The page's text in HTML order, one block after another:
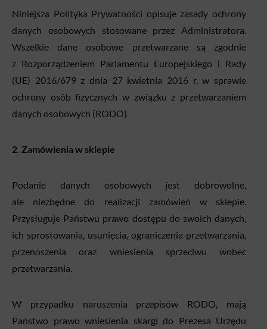
Niniejsza Polityka Prywatności opisuje zasady ochrony
danych osobowych stosowane przez Administratora.
Wszelkie dane osobowe przetwarzane są zgodnie
z Rozporządzeniem Parlamentu Europejskiego i Rady
(UE) 2016/679 z dnia 27 kwietnia 2016 r. w sprawie
ochrony osób fizycznych w związku z przetwarzaniem
danych osobowych (RODO).
2. Zamówienia w sklepie
Podanie danych osobowych jest dobrowolne,
ale niezbędne do realizacji zamówień w sklepie.
Przysługuje Państwu prawo dostępu do swoich danych,
ich sprostowania, usunięcia, ograniczenia przetwarzania,
przenoszenia oraz wniesienia sprzeciwu wobec
przetwarzania.
W przypadku naruszenia przepisów RODO, mają
Państwo prawo wniesienia skargi do Prezesa Urzędu